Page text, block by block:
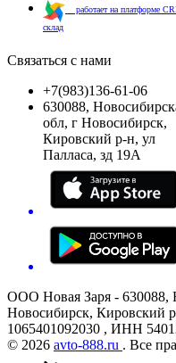
работает на платформе
склад
Связаться с нами
+7(983)136-61-06
630088,
обл, г Новосибирск,
Кировский р-н, ул
Палласа, зд 19А
ООО Новая Заря - 630088,
Новосибирск, Кировский
1065401092030 , ИНН
© 2026 avto-888.ru . Все